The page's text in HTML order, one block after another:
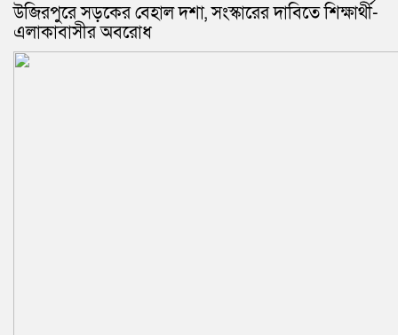
উজিরপুরে সড়কের বেহাল দশা, সংস্কারের দাবিতে শিক্ষার্থী-
এলাকাবাসীর অবরোধ